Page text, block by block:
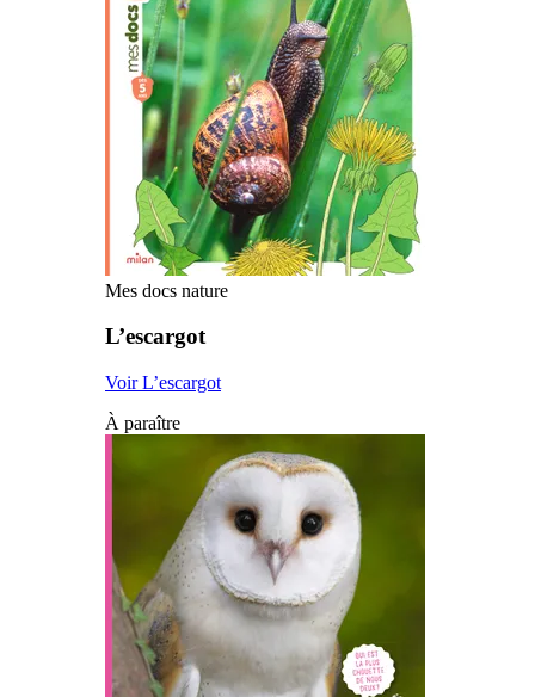
Mes docs nature
L’escargot
Voir L’escargot
À paraître